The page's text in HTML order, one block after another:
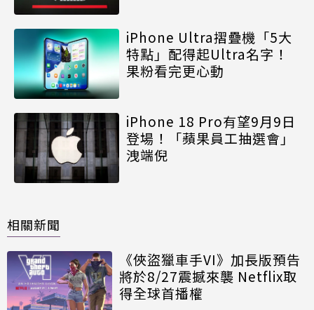
iPhone Ultra摺疊機「5大
特點」配得起Ultra名字！
果粉看完更心動
iPhone 18 Pro有望9月9日
登場！「蘋果員工抽選會」
洩端倪
相關新聞
《俠盜獵車手VI》加長版預告
將於8/27震撼來襲 Netflix取
得全球首播權